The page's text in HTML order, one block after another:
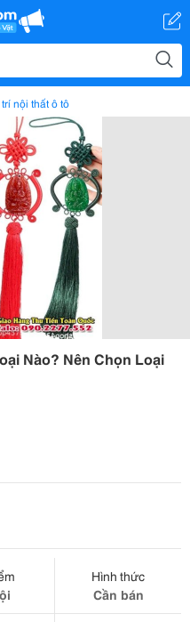
nội thất ô tô
Nào? Nên Chọn Loại
Hình thức
Cần bán